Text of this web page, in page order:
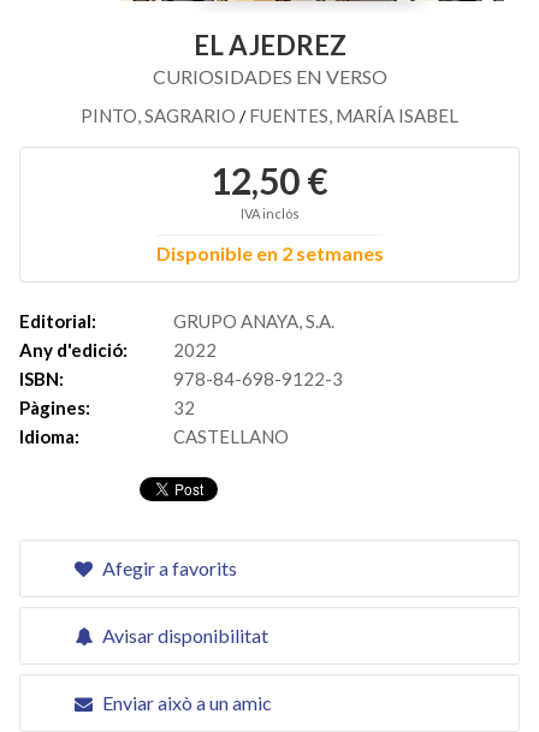
EL AJEDREZ
CURIOSIDADES EN VERSO
PINTO, SAGRARIO /FUENTES, MARÍA ISABEL
12,50 €
IVA inclós
Disponible en 2 setmanes
Editorial:
GRUPO ANAYA, S.A.
Any d'edició:
2022
ISBN:
978-84-698-9122-3
Pàgines:
32
Idioma:
CASTELLANO
Afegir a favorits
Avisar disponibilitat
Enviar això a un amic